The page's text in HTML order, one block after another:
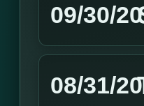
09/30/
08/31/